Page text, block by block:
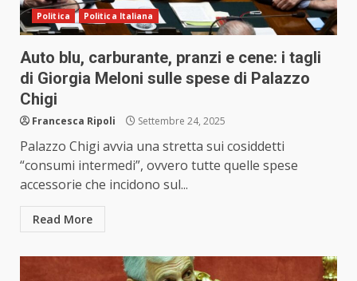
Politica Politica Italiana
Auto blu, carburante, pranzi e cene: i tagli
di Giorgia Meloni sulle spese di Palazzo
Chigi
Francesca Ripoli Settembre 24, 2025
Palazzo Chigi avvia una stretta sui cosiddetti
“consumi intermedi”, ovvero tutte quelle spese
accessorie che incidono sul...
Read More